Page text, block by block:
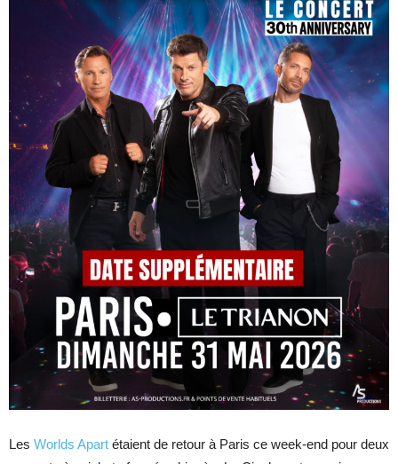
Les Worlds Apart étaient de retour à Paris ce week-end pour deux